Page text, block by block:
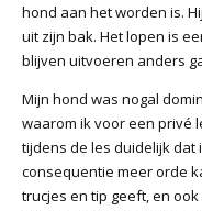
hond aan het worden is.
uit zijn bak. Het lopen is
blijven uitvoeren anders
Mijn hond was nogal
waarom ik voor een privé
tijdens de les duidelijk dat
consequentie meer orde
trucjes en tip geeft, en